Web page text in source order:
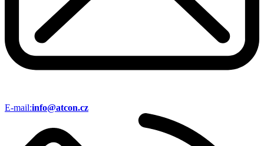
E-mail:info@atcon.cz